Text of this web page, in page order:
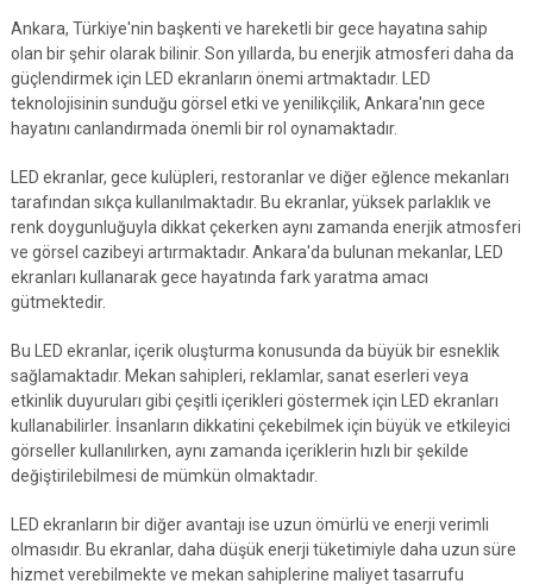
Ankara, Türkiye'nin başkenti ve hareketli bir gece hayatına sahip
olan bir şehir olarak bilinir. Son yıllarda, bu enerjik atmosferi daha da
güçlendirmek için LED ekranların önemi artmaktadır. LED
teknolojisinin sunduğu görsel etki ve yenilikçilik, Ankara'nın gece
hayatını canlandırmada önemli bir rol oynamaktadır.
LED ekranlar, gece kulüpleri, restoranlar ve diğer eğlence mekanları
tarafından sıkça kullanılmaktadır. Bu ekranlar, yüksek parlaklık ve
renk doygunluğuyla dikkat çekerken aynı zamanda enerjik atmosferi
ve görsel cazibeyi artırmaktadır. Ankara'da bulunan mekanlar, LED
ekranları kullanarak gece hayatında fark yaratma amacı
gütmektedir.
Bu LED ekranlar, içerik oluşturma konusunda da büyük bir esneklik
sağlamaktadır. Mekan sahipleri, reklamlar, sanat eserleri veya
etkinlik duyuruları gibi çeşitli içerikleri göstermek için LED ekranları
kullanabilirler. İnsanların dikkatini çekebilmek için büyük ve etkileyici
görseller kullanılırken, aynı zamanda içeriklerin hızlı bir şekilde
değiştirilebilmesi de mümkün olmaktadır.
LED ekranların bir diğer avantajı ise uzun ömürlü ve enerji verimli
olmasıdır. Bu ekranlar, daha düşük enerji tüketimiyle daha uzun süre
hizmet verebilmekte ve mekan sahiplerine maliyet tasarrufu